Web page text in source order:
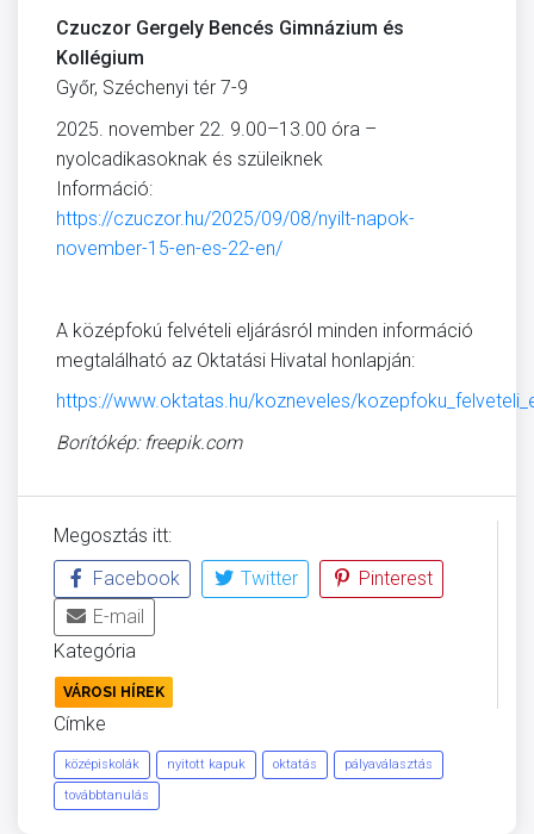
Czuczor Gergely Bencés Gimnázium és
Kollégium
Győr, Széchenyi tér 7-9
2025. november 22. 9.00–13.00 óra –
nyolcadikasoknak és szüleiknek
Információ:
https://czuczor.hu/2025/09/08/nyilt-napok-
november-15-en-es-22-en/
A középfokú felvételi eljárásról minden információ
megtalálható az Oktatási Hivatal honlapján:
https://www.oktatas.hu/kozneveles/
Borítókép: freepik.com
Megosztás itt:
Facebook
Twitter
Pinterest
E-mail
Kategória
VÁROSI HÍREK
Címke
középiskolák nyitott kapuk oktatás
pályaválasztás
továbbtanulás